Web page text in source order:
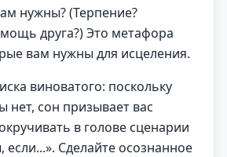
нужны? (Терпение?
друга?) Это метафора
вам нужны для исцеления.
виноватого: поскольку
сон призывает вас
в голове сценарии
Сделайте осознанное